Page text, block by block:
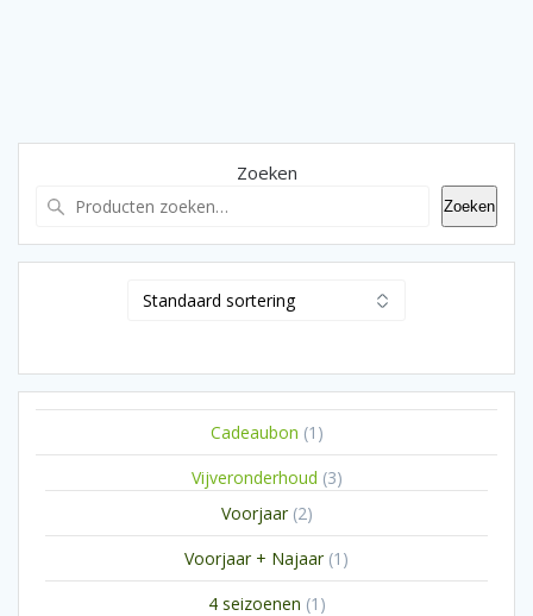
Zoeken
Zoeken
Cadeaubon 1 1
product
Vijveronderhoud 33
Voorjaar 22
producten
Voorjaar + Najaar 1 1
product
4 seizoenen 1 1